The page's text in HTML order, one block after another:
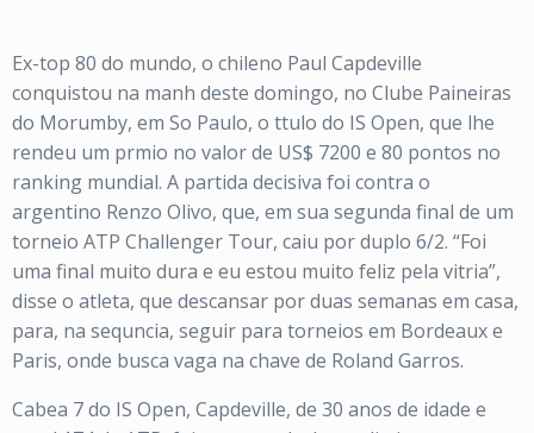
Ex-top 80 do mundo, o chileno Paul Capdeville
conquistou na manh deste domingo, no Clube Paineiras
do Morumby, em So Paulo, o ttulo do IS Open, que lhe
rendeu um prmio no valor de US$ 7200 e 80 pontos no
ranking mundial. A partida decisiva foi contra o
argentino Renzo Olivo, que, em sua segunda final de um
torneio ATP Challenger Tour, caiu por duplo 6/2. “Foi
uma final muito dura e eu estou muito feliz pela vitria”,
disse o atleta, que descansar por duas semanas em casa,
para, na sequncia, seguir para torneios em Bordeaux e
Paris, onde busca vaga na chave de Roland Garros.
Cabea 7 do IS Open, Capdeville, de 30 anos de idade e